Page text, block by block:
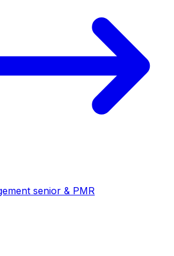
senior & PMR